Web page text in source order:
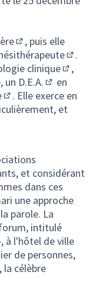
(Lien externe)
, puis elle
(Lien
.
clinique
(Lien
,
un D.E.A.
(Lien
en
(Lien externe)
. Elle exerce en
et
et considérant
dans ces
une approche
parole. La
intitulé
à l'hôtel de ville
de personnes,
externe)
, la célèbre